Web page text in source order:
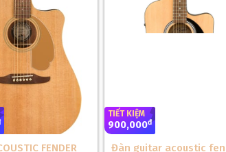
FENDER
TIẾT KIỆM
900,000đ
Đàn guitar acoustic